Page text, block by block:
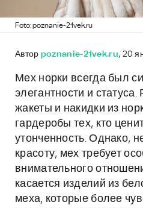
Foto: poznanie-21vek.ru
Автор poznanie-21vek.ru, 20
Мех норки всегда был
элегантности и
жакеты и накидки из
гардеробы тех, кто
утонченность. Однако,
красоту, мех требует
внимательного
касается изделий из
меха, которые более